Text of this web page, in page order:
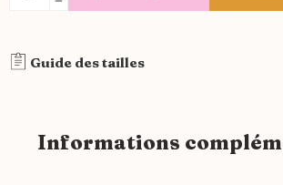
Guide des tailles
Informations